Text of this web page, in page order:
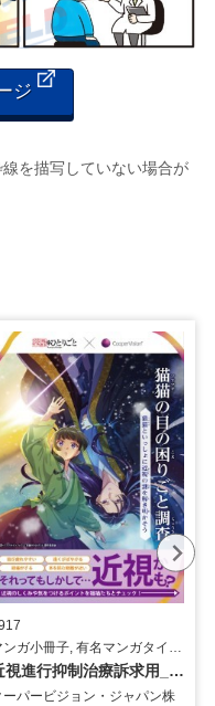
ジ
を描写していない場合が
マンガ小冊子, 有名マンガタイアップ / 医療・介護
近視進行抑制治療訴求用_マンガ小冊子
ーパービジョン・ジャパン株